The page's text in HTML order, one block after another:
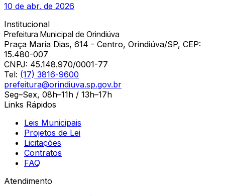
10 de abr. de 2026
Institucional
Prefeitura Municipal de Orindiúva
Praça Maria Dias, 614 - Centro, Orindiúva/SP, CEP:
15.480-007
CNPJ: 45.148.970/0001-77
Tel: (17) 3816-9600
prefeitura@orindiuva.sp.gov.br
Seg–Sex, 08h–11h / 13h–17h
Links Rápidos
Leis Municipais
Projetos de Lei
Licitações
Contratos
FAQ
Atendimento